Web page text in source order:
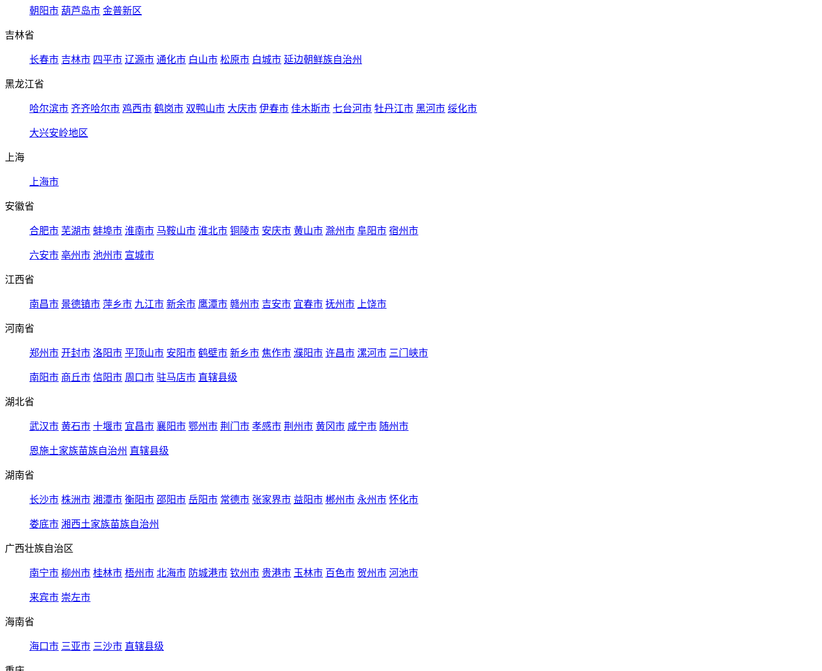
朝阳市 葫芦岛市 金普新区
吉林省
长春市 吉林市 四平市 辽源市 通化市 白山市 松原市 白城市 延边朝鲜族自治州
黑龙江省
哈尔滨市 齐齐哈尔市 鸡西市 鹤岗市 双鸭山市 大庆市 伊春市 佳木斯市 七台河市 牡丹江市 黑河市 绥化市
大兴安岭地区
上海
上海市
安徽省
合肥市 芜湖市 蚌埠市 淮南市 马鞍山市 淮北市 铜陵市 安庆市 黄山市 滁州市 阜阳市 宿州市
六安市 亳州市 池州市 宣城市
江西省
南昌市 景德镇市 萍乡市 九江市 新余市 鹰潭市 赣州市 吉安市 宜春市 抚州市 上饶市
河南省
郑州市 开封市 洛阳市 平顶山市 安阳市 鹤壁市 新乡市 焦作市 濮阳市 许昌市 漯河市 三门峡市
南阳市 商丘市 信阳市 周口市 驻马店市 直辖县级
湖北省
武汉市 黄石市 十堰市 宜昌市 襄阳市 鄂州市 荆门市 孝感市 荆州市 黄冈市 咸宁市 随州市
恩施土家族苗族自治州 直辖县级
湖南省
长沙市 株洲市 湘潭市 衡阳市 邵阳市 岳阳市 常德市 张家界市 益阳市 郴州市 永州市 怀化市
娄底市 湘西土家族苗族自治州
广西壮族自治区
南宁市 柳州市 桂林市 梧州市 北海市 防城港市 钦州市 贵港市 玉林市 百色市 贺州市 河池市
来宾市 崇左市
海南省
海口市 三亚市 三沙市 直辖县级